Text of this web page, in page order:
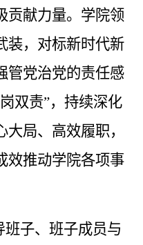
贡献力量。学院领
装，对标新时代新
管党治党的责任感
双责”，持续深化
局、高效履职，
效推动学院各项事
子、班子成员与